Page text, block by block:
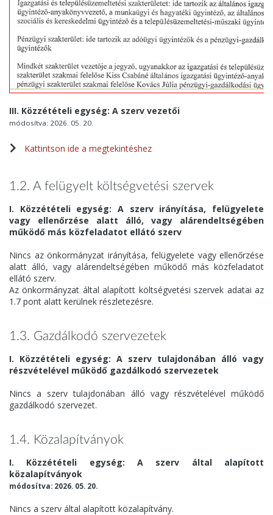
III. Közzétételi egység: A szerv vezetői
módosítva: 2026. 05. 20.
Kattintson ide a megtekintéshez
1.2. A felügyelt költségvetési szervek
I. Közzétételi egység: A szerv irányítása, felügyelete
vagy ellenőrzése alatt álló, vagy alárendeltségében
működő más közfeladatot ellátó szerv
Nincs az önkormányzat irányítása, felügyelete vagy ellenőrzése
alatt álló, vagy alárendeltségében működő más közfeladatot
ellátó szerv.
Az önkormányzat által alapított költségvetési szervek adatai az
1.7 pont alatt kerülnek részletezésre.
1.3. Gazdálkodó szervezetek
I. Közzétételi egység: A szerv tulajdonában álló vagy
részvételével működő gazdálkodó szervezetek
Nincs a szerv tulajdonában álló vagy részvételével működő
gazdálkodó szervezet.
1.4. Közalapítványok
I. Közzétételi egység: A szerv által alapított
közalapítványok
módosítva: 2026. 05. 20.
Nincs a szerv által alapított közalapítvány.